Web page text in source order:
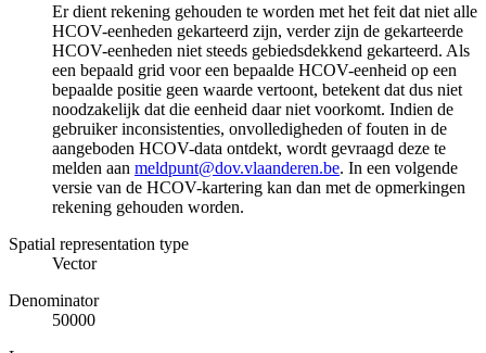
Er dient rekening gehouden te worden met het feit dat niet alle
HCOV-eenheden gekarteerd zijn, verder zijn de gekarteerde
HCOV-eenheden niet steeds gebiedsdekkend gekarteerd. Als
een bepaald grid voor een bepaalde HCOV-eenheid op een
bepaalde positie geen waarde vertoont, betekent dat dus niet
noodzakelijk dat die eenheid daar niet voorkomt. Indien de
gebruiker inconsistenties, onvolledigheden of fouten in de
aangeboden HCOV-data ontdekt, wordt gevraagd deze te
melden aan meldpunt@dov.vlaanderen.be. In een volgende
versie van de HCOV-kartering kan dan met de opmerkingen
rekening gehouden worden.
Spatial representation type
Vector
Denominator
50000